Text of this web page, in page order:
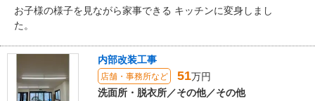
お子様の様子を見ながら家事できる キッチンに変身しまし
た。
内部改装工事
店舗・事務所など 51万円
洗面所・脱衣所／その他／その他